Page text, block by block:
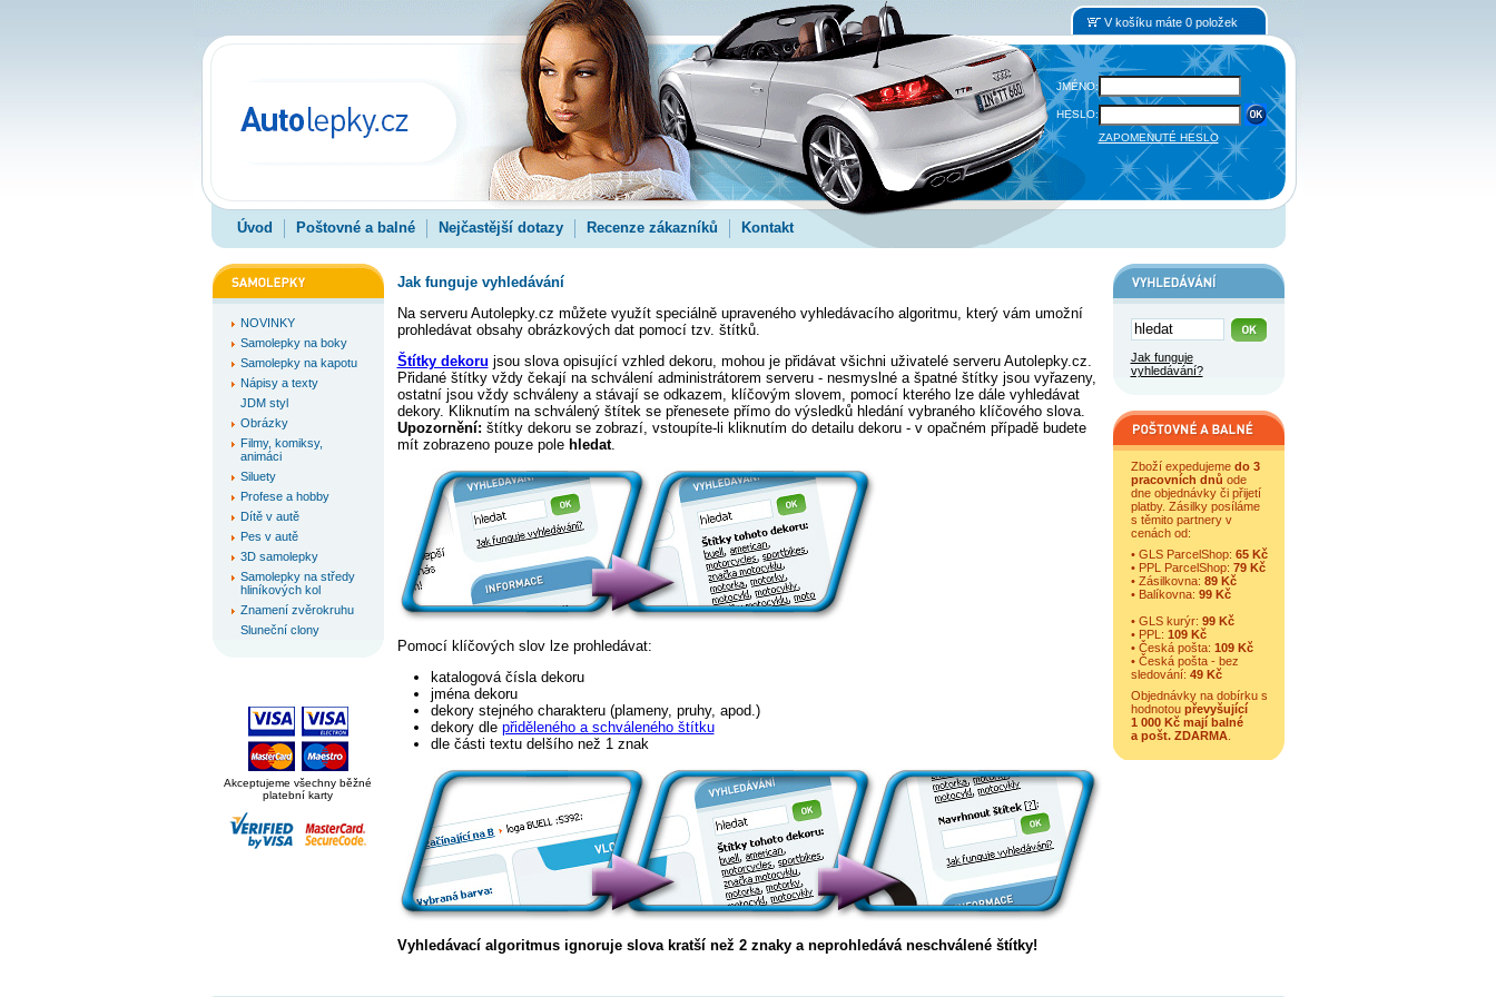
V košíku máte 0 položek
JMÉNO:
HESLO:
ZAPOMENUTÉ HESLO
Úvod Poštovné a balné Nejčastější dotazy Recenze zákazníků Kontakt
NOVINKY
Samolepky na boky
Samolepky na kapotu
Nápisy a texty
JDM styl
Obrázky
Filmy, komiksy,
animáci
Siluety
Profese a hobby
Dítě v autě
Pes v autě
3D samolepky
Samolepky na středy
hliníkových kol
Znamení zvěrokruhu
Sluneční clony
Akceptujeme všechny běžné
platební karty
Jak funguje vyhledávání
Na serveru Autolepky.cz můžete využít speciálně upraveného vyhledávacího algoritmu, který vám umožní
prohledávat obsahy obrázkových dat pomocí tzv. štítků.
Štítky dekoru jsou slova opisující vzhled dekoru, mohou je přidávat všichni uživatelé serveru Autolepky.cz.
Přidané štítky vždy čekají na schválení administrátorem serveru - nesmyslné a špatné štítky jsou vyřazeny,
ostatní jsou vždy schváleny a stávají se odkazem, klíčovým slovem, pomocí kterého lze dále vyhledávat
dekory. Kliknutím na schválený štítek se přenesete přímo do výsledků hledání vybraného klíčového slova.
Upozornění: štítky dekoru se zobrazí, vstoupíte-li kliknutím do detailu dekoru - v opačném případě budete
mít zobrazeno pouze pole hledat.
Pomocí klíčových slov lze prohledávat:
katalogová čísla dekoru
jména dekoru
dekory stejného charakteru (plameny, pruhy, apod.)
dekory dle přiděleného a schváleného štítku
dle části textu delšího než 1 znak
Vyhledávací algoritmus ignoruje slova kratší než 2 znaky a neprohledává neschválené štítky!
Jak funguje
vyhledávání?
Zboží expedujeme do 3
pracovních dnů ode
dne objednávky či přijetí
platby. Zásilky posíláme
s těmito partnery v
cenách od:
• GLS ParcelShop: 65 Kč
• PPL ParcelShop: 79 Kč
• Zásilkovna: 89 Kč
• Balíkovna: 99 Kč
• GLS kurýr: 99 Kč
• PPL: 109 Kč
• Česká pošta: 109 Kč
• Česká pošta - bez
sledování: 49 Kč
Objednávky na dobírku s
hodnotou převyšující
1 000 Kč mají balné
a pošt. ZDARMA.